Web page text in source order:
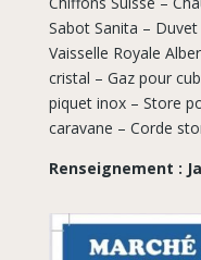
Sabot Sanita –
Vaisselle Royale
cristal – Gaz pour
piquet inox – Store
caravane – Corde
Renseignement :